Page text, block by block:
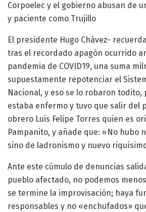
Corpoelec y el gobierno abusan de
y paciente como Trujillo
El presidente Hugo Chávez-
tras el recordado apagón ocurrido
pandemia de COVID19, una suma
supuestamente repotenciar el
Nacional, y eso se lo robaron todito,
estaba enfermo y tuvo que salir del
obrero Luis Felipe Torres quien es
Pampanito, y añade que: «No hubo
sino de ladronismo y nuevo
Ante este cúmulo de denuncias
pueblo afectado, no podemos
se termine la improvisación; haya
responsables y no «enchufados»